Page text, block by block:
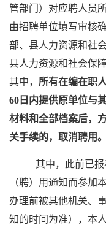
管部门）对应聘人员
由招聘单位填写审核
部、县人力资源和社
县人力资源和社会保
其中， 所有在编在职
60日内提供原单位与
材料和全部档案后，
关手续的，取消聘用。
其中，此前已
（聘）用通知而参加
办理前被其他机关、
知的时间为准），本